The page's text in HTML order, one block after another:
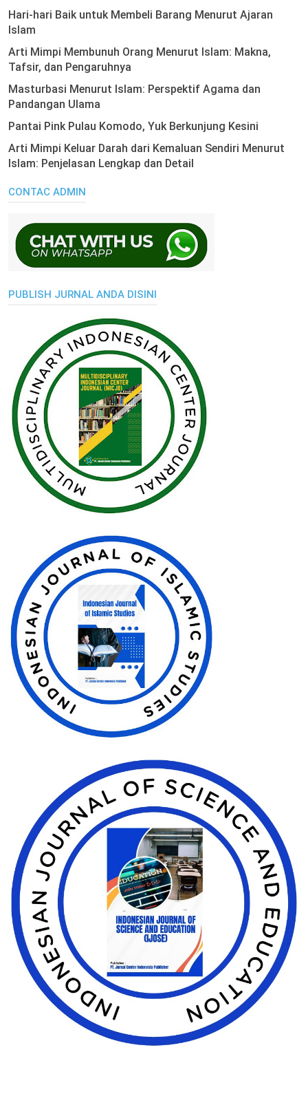
Hari-hari Baik untuk Membeli Barang Menurut Ajaran
Islam
Arti Mimpi Membunuh Orang Menurut Islam: Makna,
Tafsir, dan Pengaruhnya
Masturbasi Menurut Islam: Perspektif Agama dan
Pandangan Ulama
Pantai Pink Pulau Komodo, Yuk Berkunjung Kesini
Arti Mimpi Keluar Darah dari Kemaluan Sendiri Menurut
Islam: Penjelasan Lengkap dan Detail
CONTAC ADMIN
PUBLISH JURNAL ANDA DISINI